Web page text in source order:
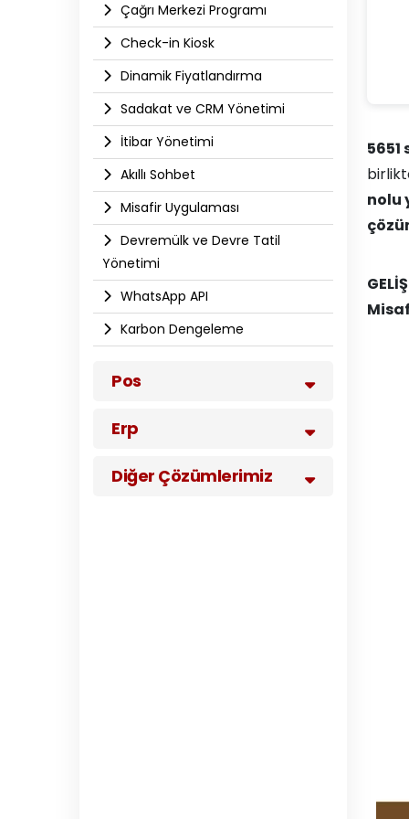
Çağrı Merkezi Programı
Check-in Kiosk
Dinamik Fiyatlandırma
Sadakat ve CRM Yönetimi
İtibar Yönetimi
Akıllı Sohbet
Misafir Uygulaması
Devremülk ve Devre Tatil
Yönetimi
WhatsApp API​
Karbon Dengeleme
Pos
Erp
Diğer Çözümlerimiz
5651
nolu